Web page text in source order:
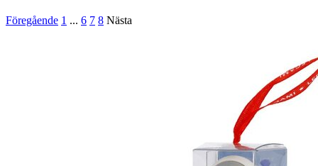
Föregående 1 ... 6 7 8 Nästa